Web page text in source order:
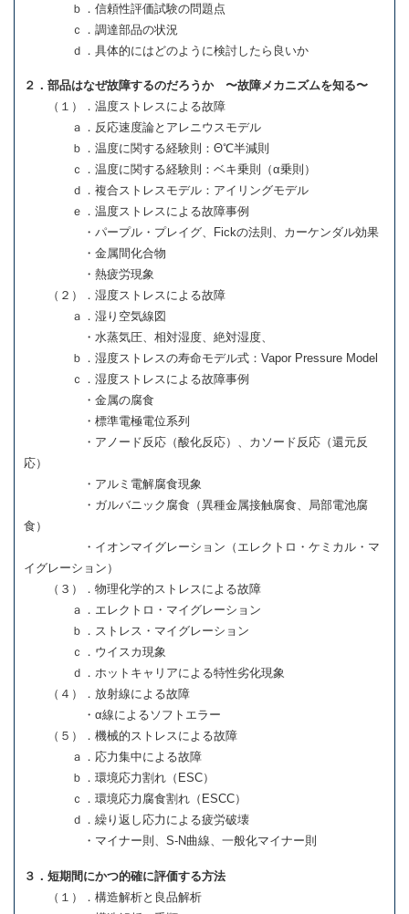
ｂ．信頼性評価試験の問題点
ｃ．調達部品の状況
ｄ．具体的にはどのように検討したら良いか
２．部品はなぜ故障するのだろうか 〜故障メカニズムを知る〜
（１）．温度ストレスによる故障
ａ．反応速度論とアレニウスモデル
ｂ．温度に関する経験則：Θ℃半減則
ｃ．温度に関する経験則：ベキ乗則（α乗則）
ｄ．複合ストレスモデル：アイリングモデル
ｅ．温度ストレスによる故障事例
・パープル・プレイグ、Fickの法則、カーケンダル効果
・金属間化合物
・熱疲労現象
（２）．湿度ストレスによる故障
ａ．湿り空気線図
・水蒸気圧、相対湿度、絶対湿度、
ｂ．湿度ストレスの寿命モデル式：Vapor Pressure Model
ｃ．湿度ストレスによる故障事例
・金属の腐食
・標準電極電位系列
・アノード反応（酸化反応）、カソード反応（還元反
応）
・アルミ電解腐食現象
・ガルバニック腐食（異種金属接触腐食、局部電池腐
食）
・イオンマイグレーション（エレクトロ・ケミカル・マ
イグレーション）
（３）．物理化学的ストレスによる故障
ａ．エレクトロ・マイグレーション
ｂ．ストレス・マイグレーション
ｃ．ウイスカ現象
ｄ．ホットキャリアによる特性劣化現象
（４）．放射線による故障
・α線によるソフトエラー
（５）．機械的ストレスによる故障
ａ．応力集中による故障
ｂ．環境応力割れ（ESC）
ｃ．環境応力腐食割れ（ESCC）
ｄ．繰り返し応力による疲労破壊
・マイナー則、S-N曲線、一般化マイナー則
３．短期間にかつ的確に評価する方法
（１）．構造解析と良品解析